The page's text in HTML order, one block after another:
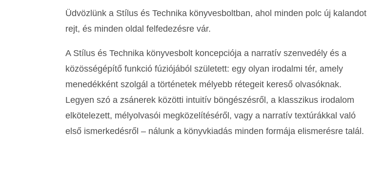
Üdvözlünk a Stílus és Technika könyvesboltban, ahol minden polc új kalandot
rejt, és minden oldal felfedezésre vár.
A Stílus és Technika könyvesbolt koncepciója a narratív szenvedély és a
közösségépítő funkció fúziójából született: egy olyan irodalmi tér, amely
menedékként szolgál a történetek mélyebb rétegeit kereső olvasóknak.
Legyen szó a zsánerek közötti intuitív böngészésről, a klasszikus irodalom
elkötelezett, mélyolvasói megközelítéséről, vagy a narratív textúrákkal való
első ismerkedésről – nálunk a könyvkiadás minden formája elismerésre talál.